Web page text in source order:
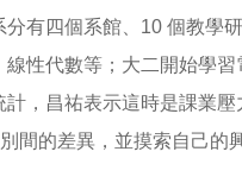
有四個系館、10 個教學
性代數等；大二開始學
，昌祐表示這時是課業
間的差異，並摸索自己的